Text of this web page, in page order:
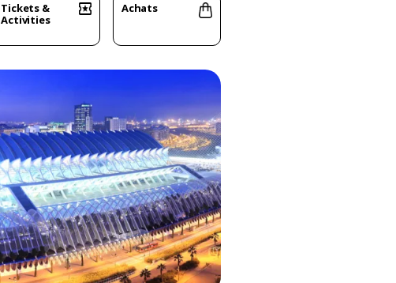
Tickets &
Activities
Achats